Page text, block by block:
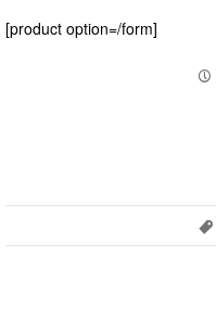
[product option=/form]
P
,